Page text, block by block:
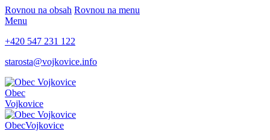
Rovnou na obsah Rovnou na menu
Menu
+420 547 231 122
starosta@vojkovice.info
Obec
Vojkovice
ObecVojkovice